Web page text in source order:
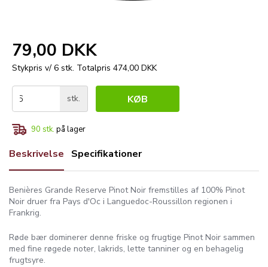
79,00 DKK
Stykpris v/ 6 stk. Totalpris 474,00 DKK
stk. KØB
90 stk. på lager
Beskrivelse Specifikationer
Benières Grande Reserve Pinot Noir fremstilles af 100% Pinot
Noir druer fra Pays d'Oc i Languedoc-Roussillon regionen i
Frankrig.
Røde bær dominerer denne friske og frugtige Pinot Noir sammen
med fine røgede noter, lakrids, lette tanniner og en behagelig
frugtsyre.